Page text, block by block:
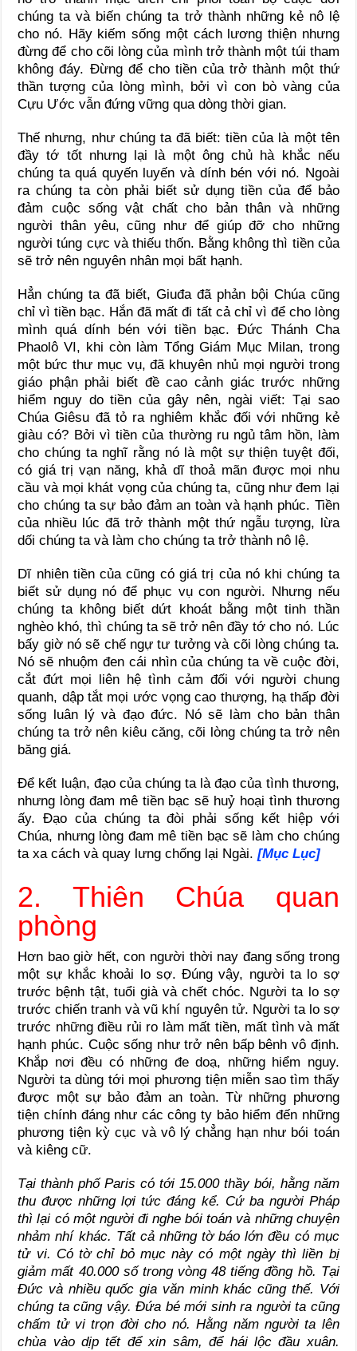
chúng ta và biến chúng ta trở thành những kẻ nô lệ
cho nó. Hãy kiếm sống một cách lương thiện nhưng
đừng để cho cõi lòng của mình trở thành một túi tham
không đáy. Đừng để cho tiền của trở thành một thứ
thần tượng của lòng mình, bởi vì con bò vàng của
Cựu Ước vẫn đứng vững qua dòng thời gian.
Thế nhưng, như chúng ta đã biết: tiền của là một tên
đầy tớ tốt nhưng lại là một ông chủ hà khắc nếu
chúng ta quá quyến luyến và dính bén với nó. Ngoài
ra chúng ta còn phải biết sử dụng tiền của để bảo
đảm cuộc sống vật chất cho bản thân và những
người thân yêu, cũng như để giúp đỡ cho những
người túng cực và thiếu thốn. Bằng không thì tiền của
sẽ trở nên nguyên nhân mọi bất hạnh.
Hẳn chúng ta đã biết, Giuđa đã phản bội Chúa cũng
chỉ vì tiền bạc. Hắn đã mất đi tất cả chỉ vì để cho lòng
mình quá dính bén với tiền bạc. Đức Thánh Cha
Phaolô VI, khi còn làm Tổng Giám Mục Milan, trong
một bức thư mục vụ, đã khuyên nhủ mọi người trong
giáo phận phải biết đề cao cảnh giác trước những
hiểm nguy do tiền của gây nên, ngài viết: Tại sao
Chúa Giêsu đã tỏ ra nghiêm khắc đối với những kẻ
giàu có? Bởi vì tiền của thường ru ngủ tâm hồn, làm
cho chúng ta nghĩ rằng nó là một sự thiện tuyệt đối,
có giá trị vạn năng, khả dĩ thoả mãn được mọi nhu
cầu và mọi khát vọng của chúng ta, cũng như đem lại
cho chúng ta sự bảo đảm an toàn và hạnh phúc. Tiền
của nhiều lúc đã trở thành một thứ ngẫu tượng, lừa
dối chúng ta và làm cho chúng ta trở thành nô lệ.
Dĩ nhiên tiền của cũng có giá trị của nó khi chúng ta
biết sử dụng nó để phục vụ con người. Nhưng nếu
chúng ta không biết dứt khoát bằng một tinh thần
nghèo khó, thì chúng ta sẽ trở nên đầy tớ cho nó. Lúc
bấy giờ nó sẽ chế ngự tư tưởng và cõi lòng chúng ta.
Nó sẽ nhuộm đen cái nhìn của chúng ta về cuộc đời,
cắt đứt mọi liên hệ tình cảm đối với người chung
quanh, dập tắt mọi ước vọng cao thượng, hạ thấp đời
sống luân lý và đạo đức. Nó sẽ làm cho bản thân
chúng ta trở nên kiêu căng, cõi lòng chúng ta trở nên
băng giá.
Để kết luận, đạo của chúng ta là đạo của tình thương,
nhưng lòng đam mê tiền bạc sẽ huỷ hoại tình thương
ấy. Đạo của chúng ta đòi phải sống kết hiệp với
Chúa, nhưng lòng đam mê tiền bạc sẽ làm cho chúng
ta xa cách và quay lưng chống lại Ngài.[Mục Lục]
2. Thiên Chúa quan
phòng
Hơn bao giờ hết, con người thời nay đang sống trong
một sự khắc khoải lo sợ. Đúng vậy, người ta lo sợ
trước bệnh tật, tuổi già và chết chóc. Người ta lo sợ
trước chiến tranh và vũ khí nguyên tử. Người ta lo sợ
trước những điều rủi ro làm mất tiền, mất tình và mất
hạnh phúc. Cuộc sống như trở nên bấp bênh vô định.
Khắp nơi đều có những đe doạ, những hiểm nguy.
Người ta dùng tới mọi phương tiện miễn sao tìm thấy
được một sự bảo đảm an toàn. Từ những phương
tiện chính đáng như các công ty bảo hiểm đến những
phương tiện kỳ cục và vô lý chẳng hạn như bói toán
và kiêng cữ.
Tại thành phố Paris có tới 15.000 thầy bói, hằng năm
thu được những lợi tức đáng kể. Cứ ba người Pháp
thì lại có một người đi nghe bói toán và những chuyện
nhảm nhí khác. Tất cả những tờ báo lớn đều có mục
tử vi. Có tờ chỉ bỏ mục này có một ngày thì liền bị
giảm mất 40.000 số trong vòng 48 tiếng đồng hồ. Tại
Đức và nhiều quốc gia văn minh khác cũng thế. Với
chúng ta cũng vậy. Đứa bé mới sinh ra người ta cũng
chấm tử vi trọn đời cho nó. Hằng năm người ta lên
chùa vào dịp tết để xin sâm, để hái lộc đầu xuân.